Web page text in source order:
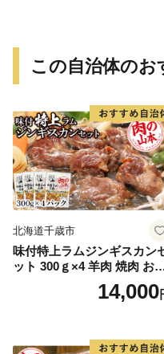
この自治体のお
北海道千歳市
味付特上ラムジンギスカン
ット 300ｇ×4 羊肉 焼肉 お
味付き BBQ キャンプ ＜肉の
14,000